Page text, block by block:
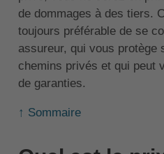
de dommages à des tiers.
toujours préférable de se
assureur, qui vous protège
chemins privés et qui peut
de garanties.
↑ Sommaire